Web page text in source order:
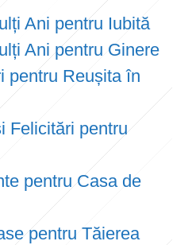
Ani pentru Iubită
Ani pentru Ginere
pentru Reușita în
Felicitări pentru
pentru Casa de
pentru Tăierea